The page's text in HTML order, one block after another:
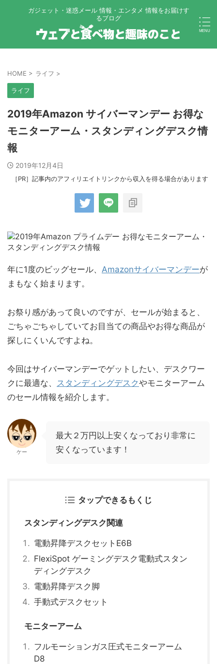
ガジェット・迷惑メール 情報・エンタメ 情報をお届けす
るブログ
HOME > ライフ >
ライフ
2019年Amazon サイバーマンデー お得な
モニターアーム・スタンディングデスク情
報
2019年12月4日
［PR］記事内のアフィリエイトリンクから収入を得る場合があります
年に1度のビッグセール、 Amazonサイバーマンデーが
まもなく始まります。
お祭り感があって良いのですが、セールが始まると、
ごちゃごちゃしていてお目当ての商品やお得な商品が
探しにくいんですよね。
今回はサイバーマンデーでゲットしたい、デスクワー
クに最適な、 スタンディングデスクやモニターアーム
のセール情報を紹介します。
ケー
最大２万円以上安くなっており非常に
安くなっています！
タップできるもくじ
スタンディングデスク関連
電動昇降デスクセットE6B
FlexiSpot ゲーミングデスク電動式スタン
ディングデスク
電動昇降デスク脚
手動式デスクセット
モニターアーム
フルモーションガス圧式モニターアーム
D8